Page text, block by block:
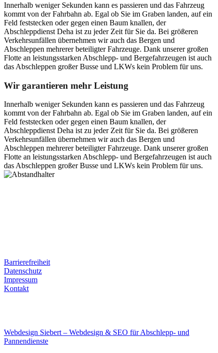
Innerhalb weniger Sekunden kann es passieren und das Fahrzeug
kommt von der Fahrbahn ab. Egal ob Sie im Graben landen, auf ein
Feld feststecken oder gegen einen Baum knallen, der
Abschleppdienst Deha ist zu jeder Zeit für Sie da. Bei größeren
Verkehrsunfällen übernehmen wir auch das Bergen und
Abschleppen mehrerer beteiligter Fahrzeuge. Dank unserer großen
Flotte an leistungsstarken Abschlepp- und Bergefahrzeugen ist auch
das Abschleppen großer Busse und LKWs kein Problem für uns.
Wir garantieren mehr Leistung
Innerhalb weniger Sekunden kann es passieren und das Fahrzeug
kommt von der Fahrbahn ab. Egal ob Sie im Graben landen, auf ein
Feld feststecken oder gegen einen Baum knallen, der
Abschleppdienst Deha ist zu jeder Zeit für Sie da. Bei größeren
Verkehrsunfällen übernehmen wir auch das Bergen und
Abschleppen mehrerer beteiligter Fahrzeuge. Dank unserer großen
Flotte an leistungsstarken Abschlepp- und Bergefahrzeugen ist auch
das Abschleppen großer Busse und LKWs kein Problem für uns.
Barrierefreiheit
Datenschutz
Impressum
Kontakt
Webdesign Siebert – Webdesign & SEO für Abschlepp- und
Pannendienste